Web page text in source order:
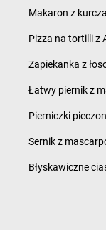
Makaron z
Pizza na tortilli z
Zapiekanka z
Łatwy piernik z
Pierniczki
Sernik z
Błyskawiczne